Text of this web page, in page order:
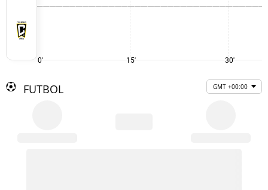
0' 15' 30'
FUTBOL GMT +00:00